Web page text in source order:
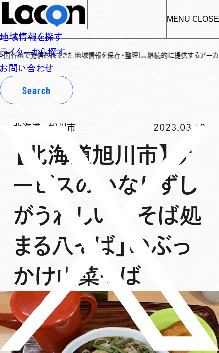
MENU CLOSE
地域情報を探す
ライターから探す
お問い合わせ
Search
信されてきた地域情報を保存・整理し、継続的に提供するアーカイブサイト
北海道 -旭川市 2023.03.18
【北海道旭川市】サ
ービスのいなりずし
がうれしい！「そば処
まる八そば」のぶっ
かけ山菜そば